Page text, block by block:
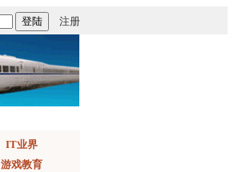
注册
IT业界
游戏教育